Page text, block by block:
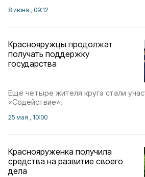
8 июня , 09:12
Краснояружцы продолжат
получать поддержку
государства
Ещё четыре жителя круга стали
«Содействие».
25 мая , 10:00
Краснояруженка получила
средства на развитие своего
дела